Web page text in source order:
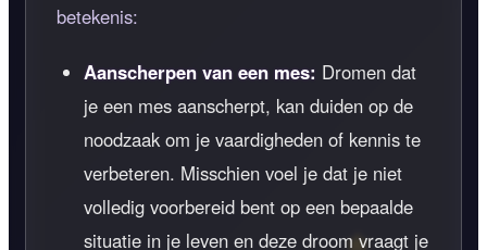
betekenis:
Aanscherpen van een mes: Dromen dat
je een mes aanscherpt, kan duiden op de
noodzaak om je vaardigheden of kennis te
verbeteren. Misschien voel je dat je niet
volledig voorbereid bent op een bepaalde
situatie in je leven en deze droom vraagt je